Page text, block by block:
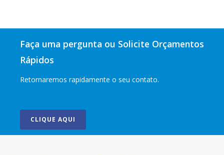
Faça uma pergunta ou Solicite Orçamentos
Rápidos
Retornaremos rapidamente o seu contato.
CLIQUE AQUI